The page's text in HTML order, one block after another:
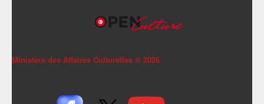
Ministère des Affaires Culturelles © 2026